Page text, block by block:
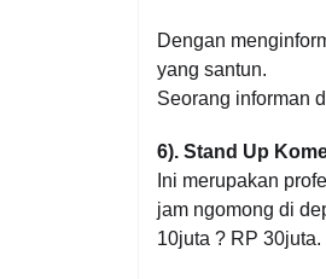
Dengan
yang santun.
Seorang informan
6). Stand Up
Ini merupakan
jam ngomong di
10juta ? RP 30juta.